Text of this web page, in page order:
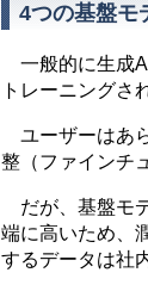
4つの基盤モ
一般的に生成
トレーニングさ
ユーザーはあ
整（ファインチ
だが、基盤モ
端に高いため、
するデータは社